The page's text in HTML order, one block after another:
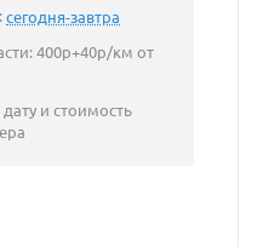
сегодня-завтра
400р+40р/км от
и стоимость